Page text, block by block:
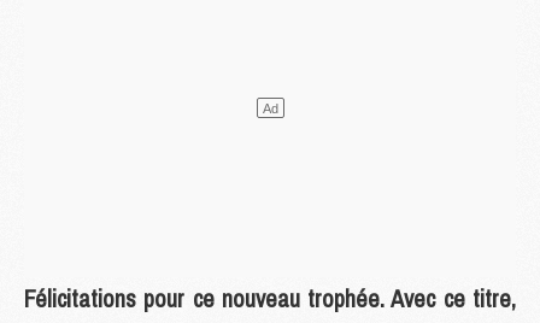
Félicitations pour ce nouveau trophée. Avec ce titre,